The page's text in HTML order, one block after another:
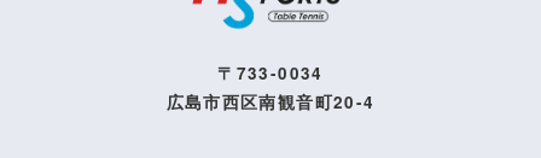
〒733-0034
広島市西区南観音町20-4